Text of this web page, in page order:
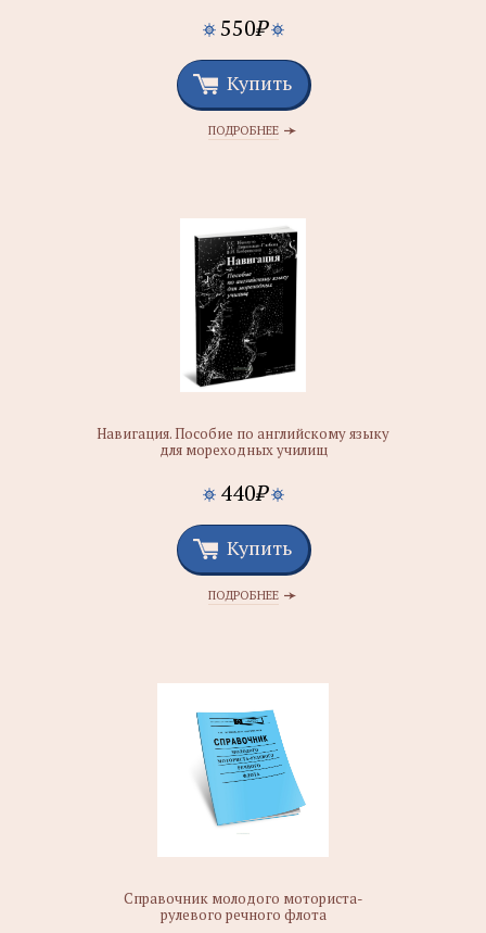
550₽
Купить
ПОДРОБНЕЕ
Навигация. Пособие по английскому языку
для мореходных училищ
440₽
Купить
ПОДРОБНЕЕ
Справочник молодого моториста-
рулевого речного флота